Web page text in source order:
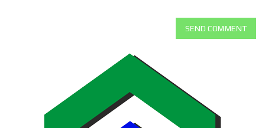
SEND COMMENT